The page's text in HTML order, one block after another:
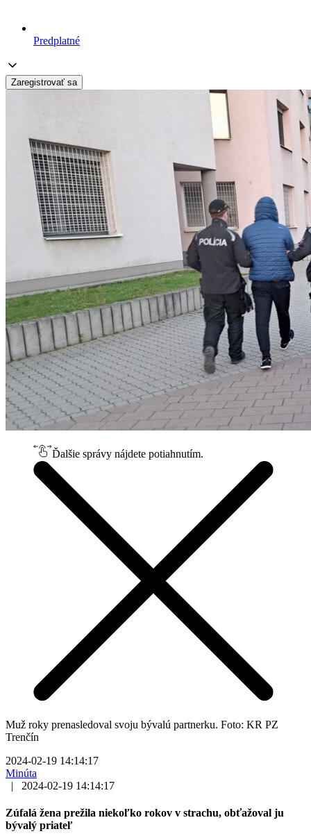
Predplatné
Zaregistrovať sa
Ďalšie správy nájdete potiahnutím.
Muž roky prenasledoval svoju bývalú partnerku. Foto: KR PZ
Trenčín
2024-02-19 14:14:17
Minúta
|
2024-02-19 14:14:17
Zúfalá žena prežila niekoľko rokov v strachu, obťažoval ju
bývalý priateľ